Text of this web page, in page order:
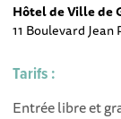
Hôtel de Ville de
11 Boulevard
Tarifs :
Entrée libre et